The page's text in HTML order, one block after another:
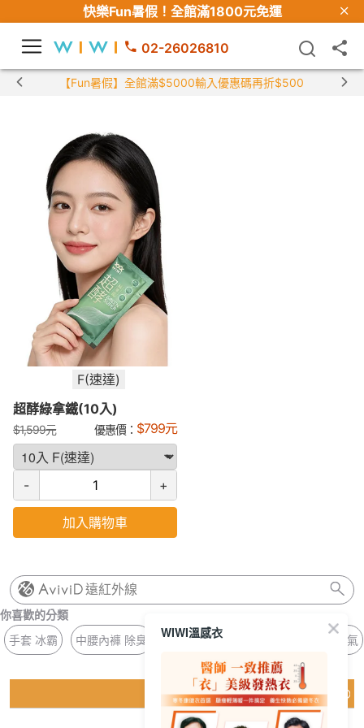
快樂Fun暑假！ 全館滿1800元免運
02-26026810
【Fun暑假】全館滿$5000輸入優惠碼再折$500
F(速達)
超酵綠拿鐵(10入)
$1,599元 優惠價： $799元
- +
加入購物車
遠紅外線
你喜歡的分類
手套 冰霸
中腰內褲 除臭 針織 銀離子 冰晶 濕氣
猜你喜歡
WIWI溫感衣